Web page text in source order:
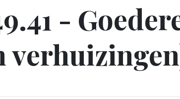
KvK
nummer-